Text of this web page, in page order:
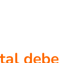
debe